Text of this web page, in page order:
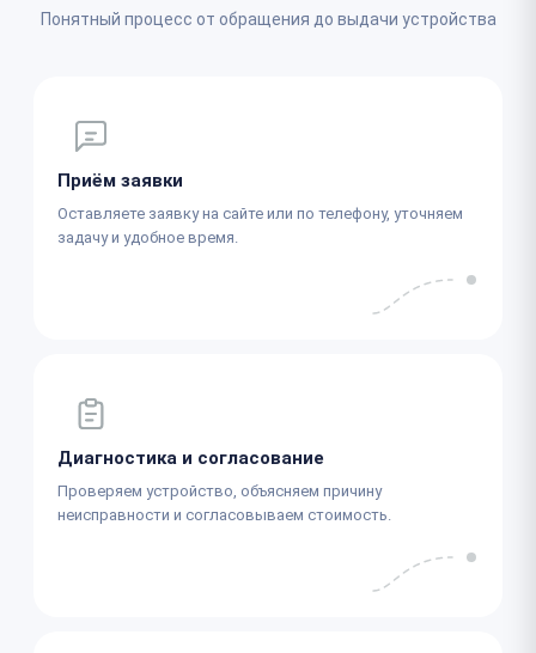
Понятный процесс от обращения до выдачи устройства
Приём заявки
Оставляете заявку на сайте или по телефону, уточняем
задачу и удобное время.
Диагностика и согласование
Проверяем устройство, объясняем причину
неисправности и согласовываем стоимость.